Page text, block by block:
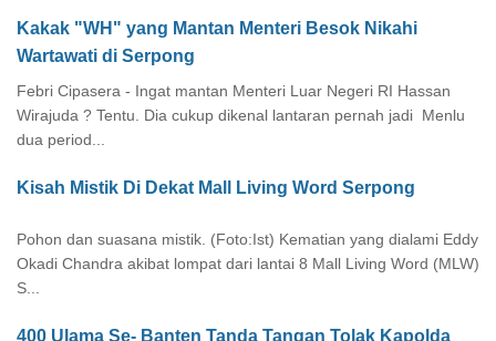
Kakak "WH" yang Mantan Menteri Besok Nikahi
Wartawati di Serpong
Febri Cipasera - Ingat mantan Menteri Luar Negeri RI Hassan
Wirajuda ? Tentu. Dia cukup dikenal lantaran pernah jadi Menlu
dua period...
Kisah Mistik Di Dekat Mall Living Word Serpong
Pohon dan suasana mistik. (Foto:Ist) Kematian yang dialami Eddy
Okadi Chandra akibat lompat dari lantai 8 Mall Living Word (MLW)
S...
400 Ulama Se- Banten Tanda Tangan Tolak Kapolda